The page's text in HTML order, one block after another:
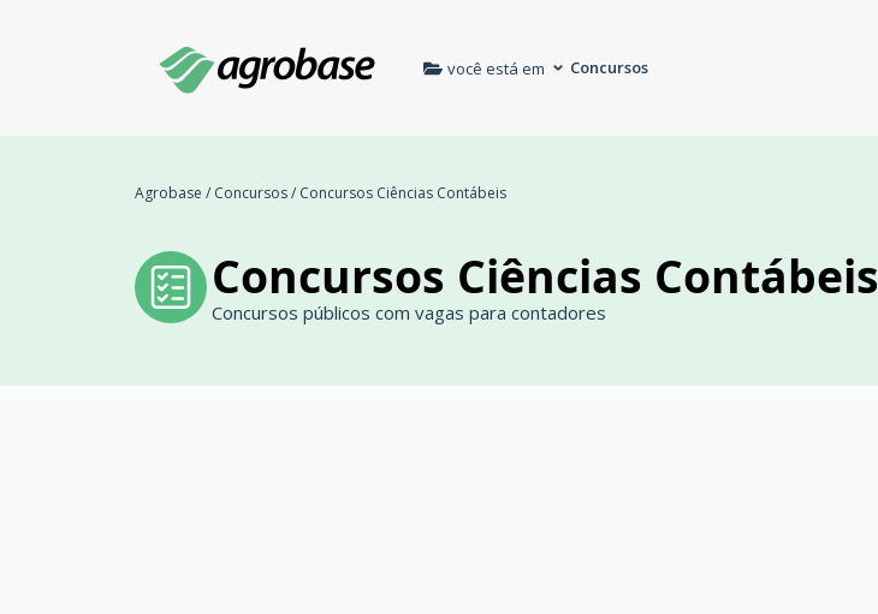
você está em Concursos
Agrobase / Concursos/ Concursos Ciências Contábeis
Concursos Ciências Contábeis
Concursos públicos com vagas para contadores